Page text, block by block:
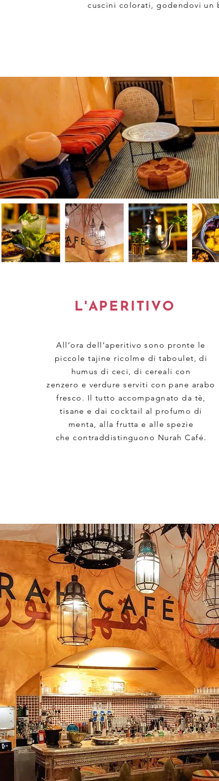
cuscini colorati, godendovi un
L'APERITIVO
All’ora dell’aperitivo sono pronte le
piccole tajine ricolme di taboulet, di
humus di ceci, di cereali con
zenzero e verdure serviti con pane arabo
fresco. Il tutto accompagnato da tè,
tisane e dai cocktail al profumo di
menta, alla frutta e alle spezie
che contraddistinguono Nurah Café.